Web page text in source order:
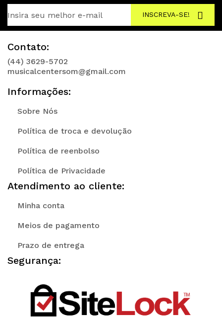
INSCREVA-SE!
Contato:
(44) 3629-5702
musicalcentersom@gmail.com
Informações:
Sobre Nós
Política de troca e devolução
Política de reenbolso
Política de Privacidade
Atendimento ao cliente:
Minha conta
Meios de pagamento
Prazo de entrega
Segurança: